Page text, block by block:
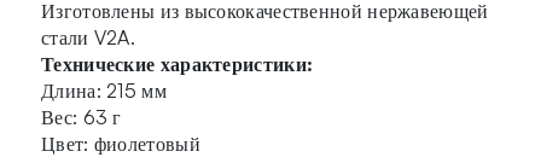
Изготовлены из высококачественной нержавеющей
стали V2A.
Технические характеристики:
Длина: 215 мм
Вес: 63 г
Цвет: фиолетовый